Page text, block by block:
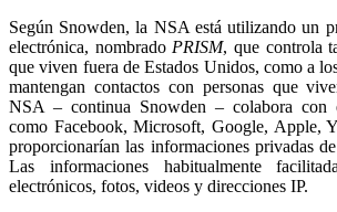
Según Snowden, la NSA está utilizando un
electrónica, nombrado PRISM, que controla
que viven fuera de Estados Unidos, como a
mantengan contactos con personas que
NSA – continua Snowden – colabora con
como Facebook, Microsoft, Google, Apple,
proporcionarían las informaciones privadas
Las informaciones habitualmente
electrónicos, fotos, videos y direcciones IP.